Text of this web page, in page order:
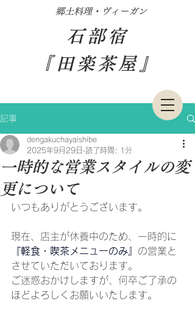
​郷土料理・ヴィーガン
石部宿
『田楽茶屋』
記事
一時的な営業スタイルの変
更について
dengakuchayaishibe
2025年9月29日 読了時間: 1分
いつもありがとうございます。
現在、店主が休養中のため、一時的に
『軽食・喫茶メニューのみ』 の営業と
させていただいております。
ご迷惑おかけしますが、何卒ご了承の
ほどよろしくお願いいたします。